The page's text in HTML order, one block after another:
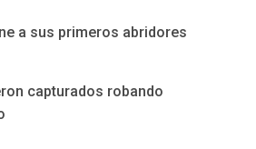
a sus primeros abridores
capturados robando
ÚLTIMA HORA